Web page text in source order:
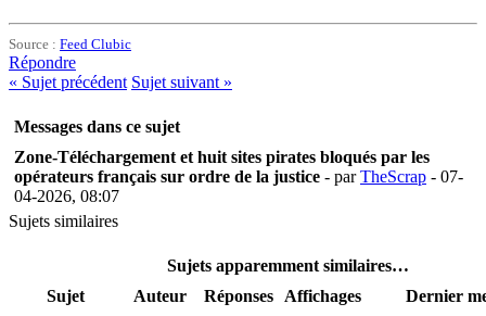
Source : Feed Clubic
Répondre
« Sujet précédent Sujet suivant »
Messages dans ce sujet
Zone-Téléchargement et huit sites pirates bloqués par les
opérateurs français sur ordre de la justice - parTheScrap - 07-
04-2026, 08:07
Sujets similaires
Sujets apparemment similaires…
Sujet
Auteur Réponses Affichages
Dernier